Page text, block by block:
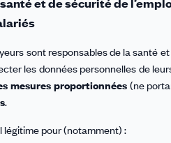
sont responsables de la santé
les données personnelles de
mesures proportionnées(ne
.
légitime pour (notamment) :